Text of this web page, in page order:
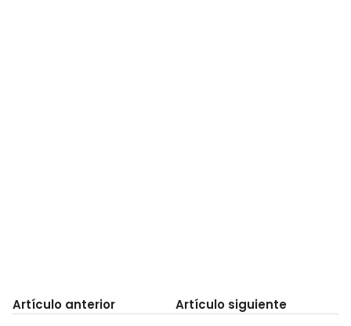
Artículo anterior Artículo siguiente